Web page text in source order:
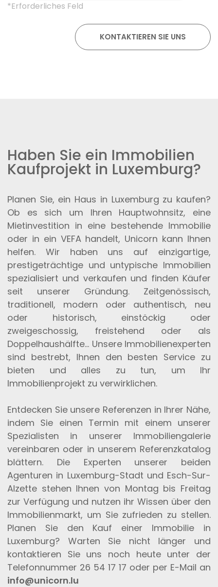
*Erforderliches Feld
Haben Sie ein Immobilien
Kaufprojekt in Luxemburg?
Planen Sie, ein Haus in Luxemburg zu kaufen?
Ob es sich um Ihren Hauptwohnsitz, eine
Mietinvestition in eine bestehende Immobilie
oder in ein VEFA handelt, Unicorn kann Ihnen
helfen. Wir haben uns auf einzigartige,
prestigeträchtige und untypische Immobilien
spezialisiert und verkaufen und finden Käufer
seit unserer Gründung. Zeitgenössisch,
traditionell, modern oder authentisch, neu
oder historisch, einstöckig oder
zweigeschossig, freistehend oder als
Doppelhaushälfte... Unsere Immobilienexperten
sind bestrebt, Ihnen den besten Service zu
bieten und alles zu tun, um Ihr
Immobilienprojekt zu verwirklichen.
Entdecken Sie unsere Referenzen in Ihrer Nähe,
indem Sie einen Termin mit einem unserer
Spezialisten in unserer Immobiliengalerie
vereinbaren oder in unserem Referenzkatalog
blättern. Die Experten unserer beiden
Agenturen in Luxemburg-Stadt und Esch-Sur-
Alzette stehen Ihnen von Montag bis Freitag
zur Verfügung und nutzen ihr Wissen über den
Immobilienmarkt, um Sie zufrieden zu stellen.
Planen Sie den Kauf einer Immobilie in
Luxemburg? Warten Sie nicht länger und
kontaktieren Sie uns noch heute unter der
Telefonnummer 26 54 17 17 oder per E-Mail an
info@unicorn.lu